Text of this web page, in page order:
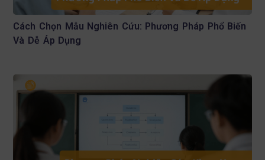
Cách Chọn Mẫu Nghiên Cứu: Phương Pháp Phổ Biến
Và Dễ Áp Dụng